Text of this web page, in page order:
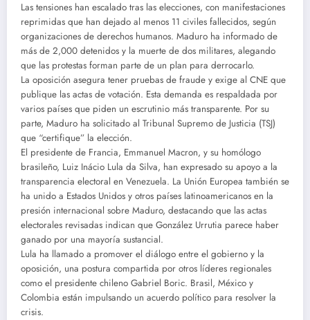
Las tensiones han escalado tras las elecciones, con manifestaciones
reprimidas que han dejado al menos 11 civiles fallecidos, según
organizaciones de derechos humanos. Maduro ha informado de
más de 2,000 detenidos y la muerte de dos militares, alegando
que las protestas forman parte de un plan para derrocarlo.
La oposición asegura tener pruebas de fraude y exige al CNE que
publique las actas de votación. Esta demanda es respaldada por
varios países que piden un escrutinio más transparente. Por su
parte, Maduro ha solicitado al Tribunal Supremo de Justicia (TSJ)
que “certifique” la elección.
El presidente de Francia, Emmanuel Macron, y su homólogo
brasileño, Luiz Inácio Lula da Silva, han expresado su apoyo a la
transparencia electoral en Venezuela. La Unión Europea también se
ha unido a Estados Unidos y otros países latinoamericanos en la
presión internacional sobre Maduro, destacando que las actas
electorales revisadas indican que González Urrutia parece haber
ganado por una mayoría sustancial.
Lula ha llamado a promover el diálogo entre el gobierno y la
oposición, una postura compartida por otros líderes regionales
como el presidente chileno Gabriel Boric. Brasil, México y
Colombia están impulsando un acuerdo político para resolver la
crisis.